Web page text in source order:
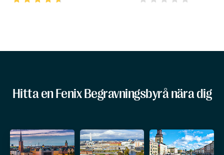
Hitta en Fenix Begravningsbyrå nära dig